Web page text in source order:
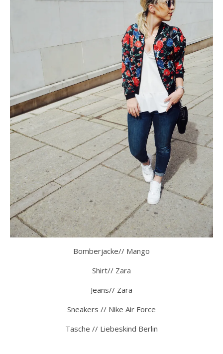
Bomberjacke// Mango
Shirt// Zara
Jeans// Zara
Sneakers // Nike Air Force
Tasche // Liebeskind Berlin